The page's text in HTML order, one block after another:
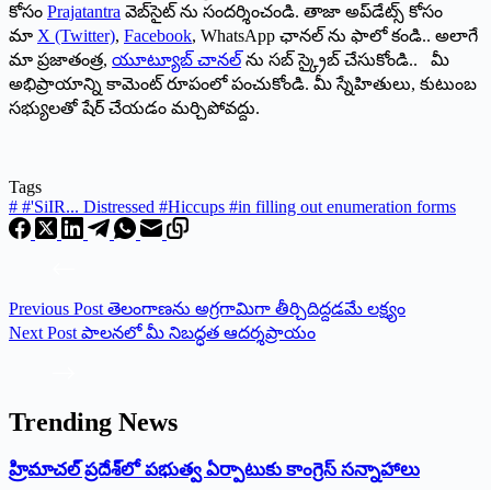
కోసం Prajatantra వెబ్‌సైట్ ను సందర్శించండి. తాజా అప్‌డేట్స్ కోసం
మా X (Twitter), Facebook, WhatsApp ఛానల్ ను ఫాలో కండి.. అలాగే
మా ప్రజాతంత్ర, యూట్యూబ్ చానల్ ను సబ్ స్క్రైబ్ చేసుకోండి.. మీ
అభిప్రాయాన్ని కామెంట్ రూపంలో పంచుకోండి. మీ స్నేహితులు, కుటుంబ
సభ్యులతో షేర్ చేయడం మర్చిపోవద్దు.
Tags
# #'SiIR... Distressed #Hiccups #in filling out enumeration forms
Previous Post తెలంగాణను అగ్రగామిగా తీర్చిదిద్దడమే లక్ష్యం
Next Post పాలనలో మీ నిబద్ధత ఆదర్శప్రాయం
Trending News
‌హ్రిమాచల్‌ ‌ప్రదేశ్‌లో పభుత్వ ఏర్పాటుకు కాంగ్రెస్‌ ‌సన్నాహాలు